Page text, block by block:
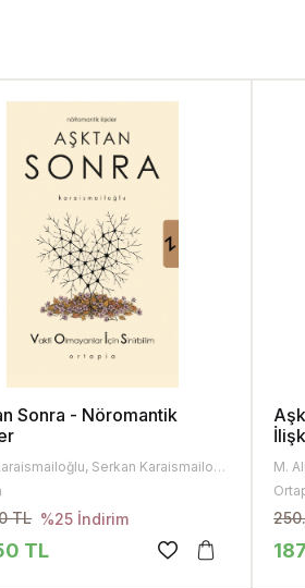
Sonra - Nöromantik
M. Ali Karaismailoğlu, Serkan Karaismailoğlu
TL %25 İndirim
TL